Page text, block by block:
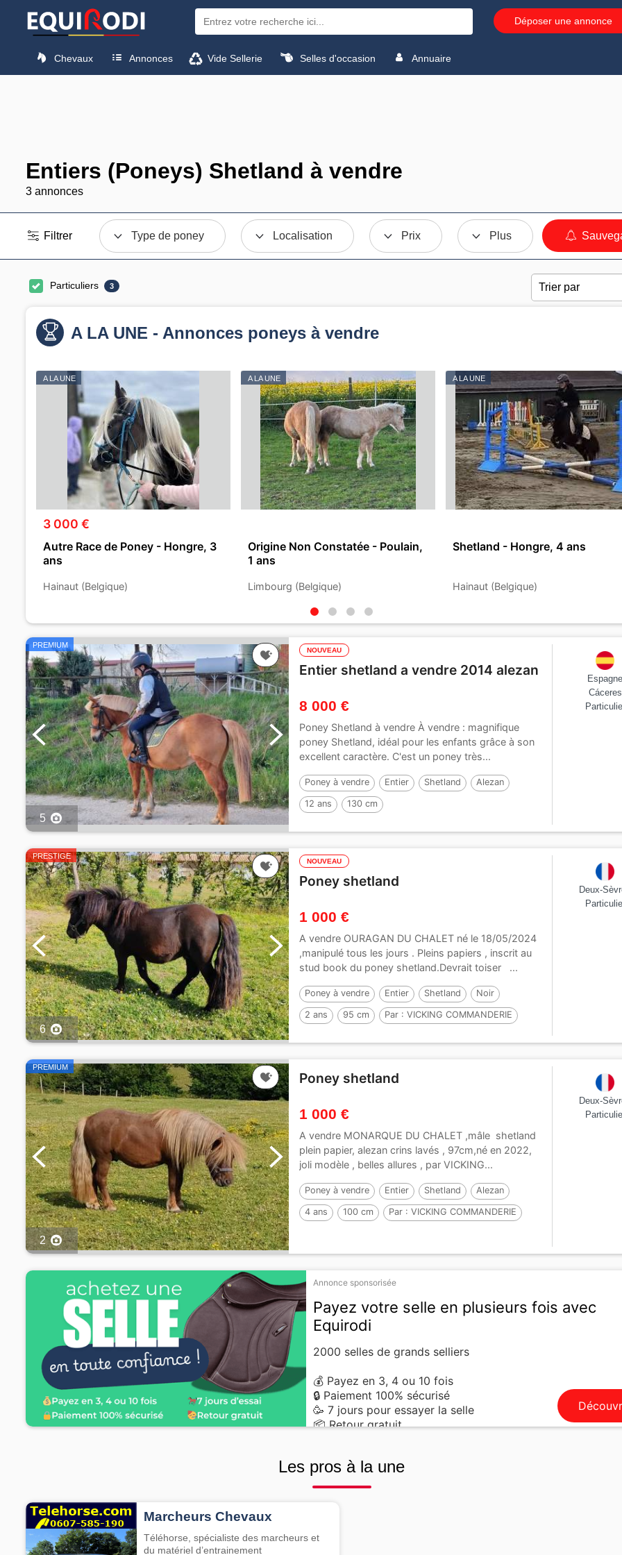
Déposer une annonce
Chevaux Annonces Vide Sellerie Selles d'occasion Annuaire
Entiers (Poneys) Shetland à vendre
3 annonces
Filtrer Type de poney Localisation Prix Plus
Particuliers 3
A LA UNE - Annonces poneys à vendre
A LA UNE
3 000 €
Autre Race de Poney - Hongre, 3
ans
Hainaut (Belgique)
A LA UNE
Origine Non Constatée - Poulain,
1 ans
Limbourg (Belgique)
A LA UNE
Shetland - Hongre, 4 ans
Hainaut (Belgique)
PREMIUM
5
NOUVEAU
Entier shetland a vendre 2014 alezan
8 000 €
Poney Shetland à vendre À vendre : magnifique
poney Shetland, idéal pour les enfants grâce à son
excellent caractère. C'est un poney très...
Poney à vendre Entier Shetland Alezan
12 ans 130 cm
Cáceres
PRESTIGE
6
NOUVEAU
Poney shetland
1 000 €
A vendre OURAGAN DU CHALET né le 18/05/2024
,manipulé tous les jours . Pleins papiers , inscrit au
stud book du poney shetland.Devrait toiser ...
Poney à vendre Entier Shetland Noir
2 ans 95 cm Par :VICKING COMMANDERIE
Deux-
PREMIUM
2
Poney shetland
1 000 €
A vendre MONARQUE DU CHALET ,mâle shetland
plein papier, alezan crins lavés , 97cm,né en 2022,
joli modèle , belles allures , par VICKING...
Poney à vendre Entier Shetland Alezan
4 ans 100 cm Par :VICKING COMMANDERIE
Deux-
Annonce sponsorisée
Payez votre selle en plusieurs fois avec
Equirodi
2000 selles de grands selliers
💰 Payez en 3, 4 ou 10 fois
🔒 Paiement 100% sécurisé
🥳 7 jours pour essayer la selle
📦 Retour gratuit
Les pros à la une
Marcheurs Chevaux
Téléhorse, spécialiste des marcheurs et
du matériel d’entrainement